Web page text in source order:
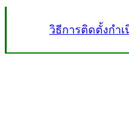
วิธีการติดตั้งกำเ